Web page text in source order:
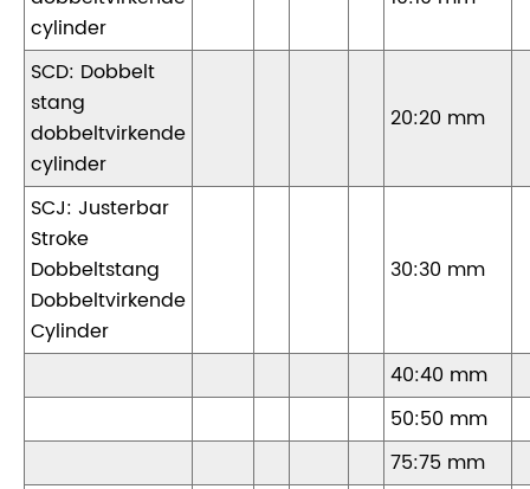
cylinder
SCD: Dobbelt
stang
dobbeltvirkende
cylinder
20:20 mm
SCJ: Justerbar
Stroke
Dobbeltstang
Dobbeltvirkende
Cylinder
30:30 mm
40:40 mm
50:50 mm
75:75 mm